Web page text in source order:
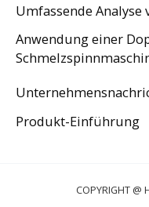
Umfassende Analyse
Anwendung einer
Produkt-Einführung
COPYRIGHT